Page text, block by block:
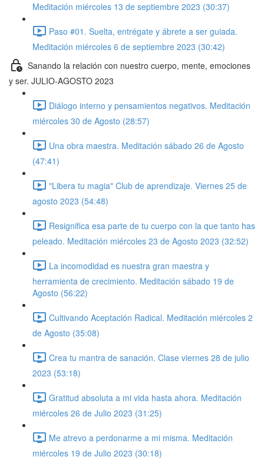
Meditación miércoles 13 de septiembre 2023 (30:37)
Paso #01. Suelta, entrégate y ábrete a ser guiada.
Meditación miércoles 6 de septiembre 2023 (30:42)
Sanando la relación con nuestro cuerpo, mente, emociones
y ser. JULIO-AGOSTO 2023
Diálogo interno y pensamientos negativos. Meditación
miércoles 30 de Agosto (28:57)
Una obra maestra. Meditación sábado 26 de Agosto
(47:41)
"Libera tu magia" Club de aprendizaje. Viernes 25 de
agosto 2023 (54:48)
Resignifica esa parte de tu cuerpo con la que tanto has
peleado. Meditación miércoles 23 de Agosto 2023 (32:52)
La incomodidad es nuestra gran maestra y
herramienta de crecimiento. Meditación sábado 19 de
Agosto (56:22)
Cultivando Aceptación Radical. Meditación miércoles 2
de Agosto (35:08)
Crea tu mantra de sanación. Clase viernes 28 de julio
2023 (53:18)
Gratitud absoluta a mi vida hasta ahora. Meditación
miércoles 26 de Julio 2023 (31:25)
Me atrevo a perdonarme a mi misma. Meditación
miércoles 19 de Julio 2023 (30:18)